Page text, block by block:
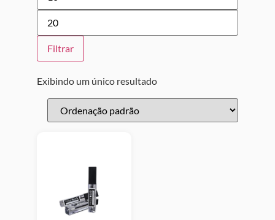
Filtrar
Exibindo um único resultado